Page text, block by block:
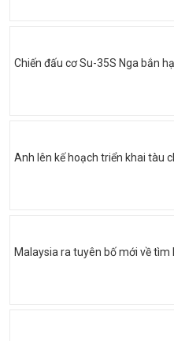
Chiến đấu cơ Su-35S Nga bắn
Anh lên kế hoạch triển khai tàu
Malaysia ra tuyên bố mới về